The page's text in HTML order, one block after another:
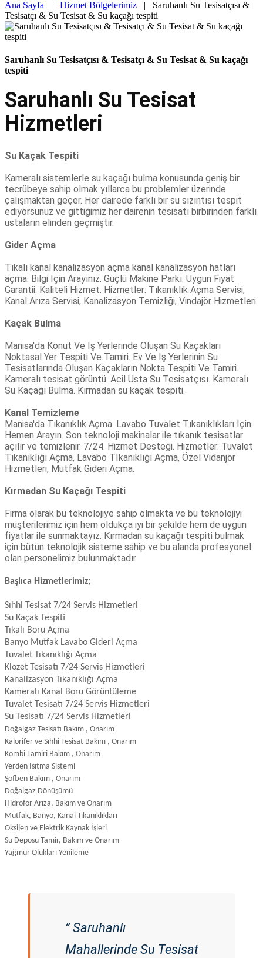
Ana Sayfa | Hizmet Bölgelerimiz |
Saruhanlı Su Tesisatçısı &
Tesisatçı & Su Tesisat & Su kaçağı tespiti
Saruhanlı Su Tesisatçısı & Tesisatçı & Su Tesisat & Su kaçağı
tespiti
Saruhanlı Su Tesisat
Hizmetleri
Su Kaçak Tespiti
Kameralı sistemlerle su kaçağı bulma konusunda geniş bir
tecrübeye sahip olmak yıllarca bu problemler üzerinde
çalışmaktan geçer. Her dairede farklı bir su sızıntısı tespit
ediyorsunuz ve gittiğimiz her dairenin tesisatı birbirinden farklı
ustaların elinden geçmiştir.
Gider Açma
Tıkalı kanal kanalizasyon açma kanal kanalizasyon hatları
açma. Bilgi İçin Arayınız. Güçlü Makine Parkı. Uygun Fiyat
Garantii. Kaliteli Hizmet. Hizmetler: Tıkanıklık Açma Servisi,
Kanal Arıza Servisi, Kanalizasyon Temizliği, Vindajör Hizmetleri.
Kaçak Bulma
Manisa'da Konut Ve İş Yerlerinde Oluşan Su Kaçakları
Noktasal Yer Tespiti Ve Tamiri. Ev Ve İş Yerlerinin Su
Tesisatlarında Oluşan Kaçakların Nokta Tespiti Ve Tamiri.
Kameralı tesisat görüntü. Acil Usta Su Tesisatçısı. Kameralı
Su Kaçağı Bulma. Kırmadan su kaçak tespiti.
Kanal Temizleme
Manisa'da Tıkanıklık Açma. Lavabo Tuvalet Tıkanıklıkları İçin
Hemen Arayın. Son teknoloji makinalar ile tıkanık tesisatlar
açılır ve temizlenir. 7/24. Hizmet Desteği. Hizmetler: Tuvalet
Tıkanıklığı Açma, Lavabo TIkanıklığı Açma, Özel Vidanjör
Hizmetleri, Mutfak Gideri Açma.
Kırmadan Su Kaçağı Tespiti
Firma olarak bu teknolojiye sahip olmakta ve bu teknolojiyi
müşterilerimiz için hem oldukça iyi bir şekilde hem de uygun
fiyatlar ile sunmaktayız. Kırmadan su kaçağı tespiti bulmak
için bütün teknolojik sisteme sahip ve bu alanda profesyonel
olan personelimiz bulunmaktadır
Başlıca Hizmetlerimiz;
Sıhhi Tesisat 7/24 Servis Hizmetleri
Su Kaçak Tespiti
Tıkalı Boru Açma
Banyo Mutfak Lavabo Gideri Açma
Tuvalet Tıkanıklığı Açma
Klozet Tesisatı 7/24 Servis Hizmetleri
Kanalizasyon Tıkanıklığı Açma
Kameralı Kanal Boru Görüntüleme
Tuvalet Tesisatı 7/24 Servis Hizmetleri
Su Tesisatı 7/24 Servis Hizmetleri
Doğalgaz Tesisatı Bakım , Onarım
Kalorifer ve Sıhhi Tesisat Bakım , Onarım
Kombi Tamiri Bakım , Onarım
Yerden Isıtma Sistemi
Şofben Bakım , Onarım
Doğalgaz Dönüşümü
Hidrofor Arıza, Bakım ve Onarım
Mutfak, Banyo, Kanal Tıkanıklıkları
Oksijen ve Elektrik Kaynak İşleri
Su Deposu Tamir, Bakım ve Onarım
Yağmur Olukları Yenileme
” Saruhanlı
Mahallerinde Su Tesisat